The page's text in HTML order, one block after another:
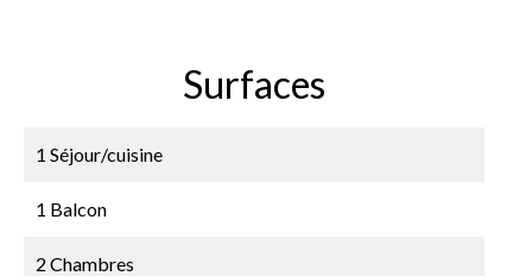
Surfaces
1 Séjour/cuisine
1 Balcon
2 Chambres